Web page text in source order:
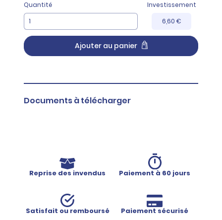
Quantité
Investissement
6,60 €
Ajouter au panier
Documents à télécharger
Reprise des invendus Paiement à 60 jours
Satisfait ou remboursé Paiement sécurisé